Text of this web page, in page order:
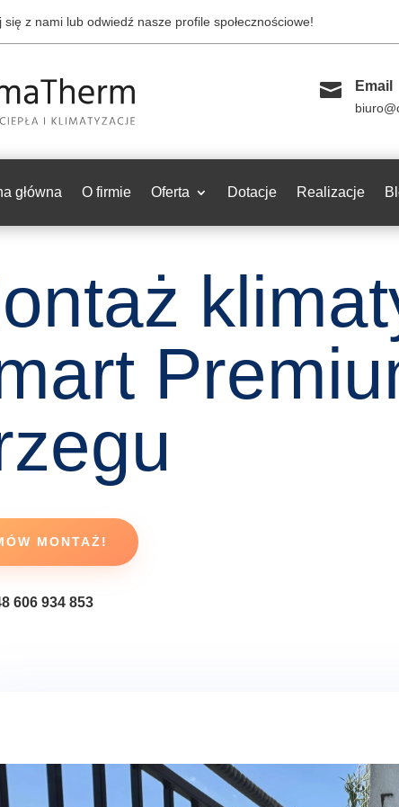
się z nami lub odwiedź nasze profile społecznościowe!
 Email
główna O firmie Oferta Dotacje Realizacje
MONTAŻ!
606 934 853